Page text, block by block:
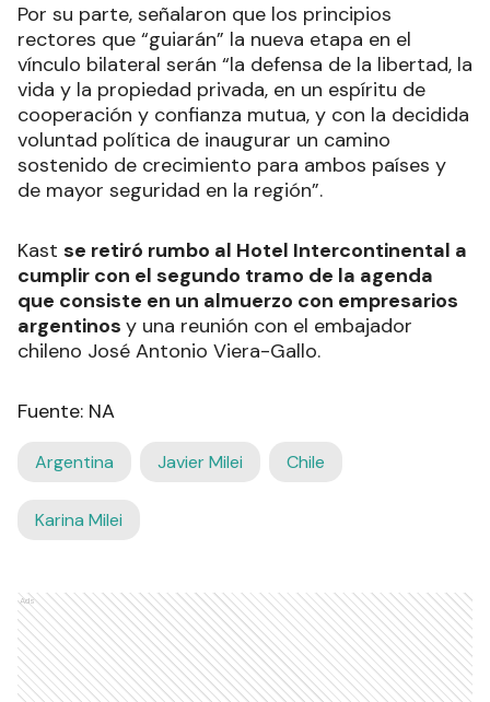
Por su parte, señalaron que los principios
rectores que “guiarán” la nueva etapa en el
vínculo bilateral serán “la defensa de la libertad, la
vida y la propiedad privada, en un espíritu de
cooperación y confianza mutua, y con la decidida
voluntad política de inaugurar un camino
sostenido de crecimiento para ambos países y
de mayor seguridad en la región”.
Kast se retiró rumbo al Hotel Intercontinental a
cumplir con el segundo tramo de la agenda
que consiste en un almuerzo con empresarios
argentinos y una reunión con el embajador
chileno José Antonio Viera-Gallo.
Fuente: NA
Argentina Javier Milei Chile
Karina Milei
Ads